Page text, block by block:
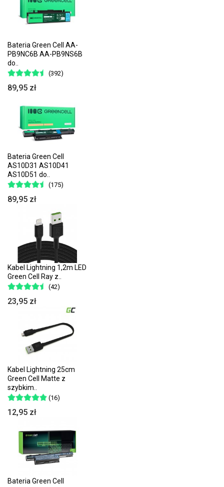
Bateria Green Cell AA-
PB9NC6B AA-PB9NS6B
do..
(392)
89,95 zł
Bateria Green Cell
AS10D31 AS10D41
AS10D51 do..
(175)
89,95 zł
Kabel Lightning 1,2m LED
Green Cell Ray z..
(42)
23,95 zł
Kabel Lightning 25cm
Green Cell Matte z
szybkim..
(16)
12,95 zł
Bateria Green Cell